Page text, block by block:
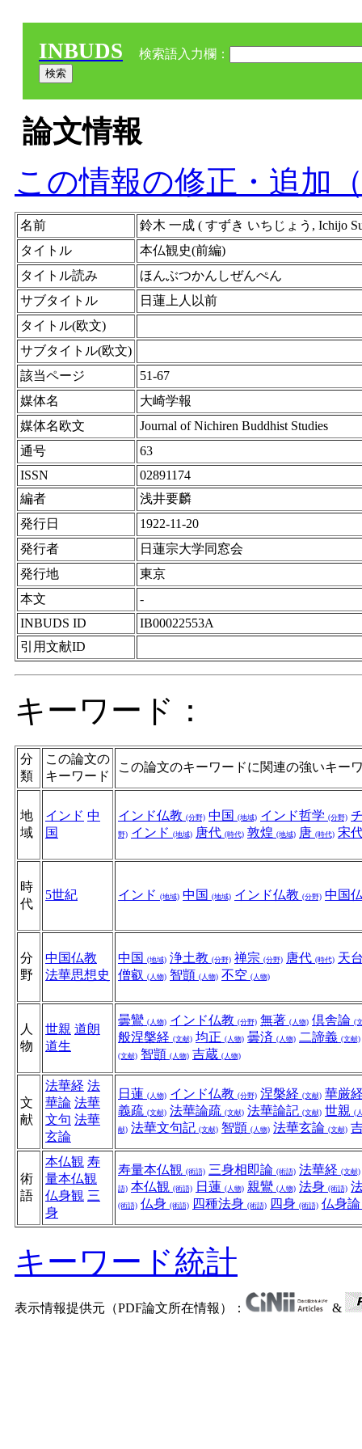
INBUDS 検索語入力欄：
論文情報
この情報の修正・追加
名前
鈴木 一成 ( すずき いちじょう, Ichijo
タイトル
本仏観史(前編)
タイトル読み
ほんぶつかんしぜんぺん
サブタイトル
日蓮上人以前
タイトル(欧文)
サブタイトル(欧文)
該当ページ
51-67
媒体名
大崎学報
媒体名欧文
Journal of Nichiren Buddhist Studies
通号
63
ISSN
02891174
編者
浅井要麟
発行日
1922-11-20
発行者
日蓮宗大学同窓会
発行地
東京
本文
-
INBUDS ID
IB00022553A
引用文献ID
キーワード：
分
類
この論文の
キーワード
この論文のキーワードに関連の強いキー
地
域
インド 中
国
インド仏教 (分野) 中国 (地域) インド哲学 (分野)
野) インド (地域) 唐代 (時代) 敦煌 (地域) 唐 (時代) 宋
時
代
5世紀 インド (地域) 中国 (地域) インド仏教 (分野) 中国
分
野
中国仏教
法華思想史
中国 (地域) 浄土教 (分野) 禅宗 (分野) 唐代 (時代) 天
僧叡 (人物) 智顗 (人物) 不空 (人物)
人
物
世親 道朗
道生
曇鸞 (人物) インド仏教 (分野) 無著 (人物) 倶舎論 (
般涅槃経 (文献) 均正 (人物) 曇済 (人物) 二諦義 (文献)
(文献) 智顗 (人物) 吉蔵 (人物)
文
献
法華経 法
華論 法華
文句 法華
玄論
日蓮 (人物) インド仏教 (分野) 涅槃経 (文献) 華厳
義疏 (文献) 法華論疏 (文献) 法華論記 (文献) 世親 (
献) 法華文句記 (文献) 智顗 (人物) 法華玄論 (文献)
術
語
本仏観 寿
量本仏観
仏身観 三
身
寿量本仏観 (術語) 三身相即論 (術語) 法華経 (文献)
語) 本仏観 (術語) 日蓮 (人物) 親鸞 (人物) 法身 (術語)
(術語) 仏身 (術語) 四種法身 (術語) 四身 (術語) 仏身
キーワード統計
表示情報提供元（PDF論文所在情報）： &